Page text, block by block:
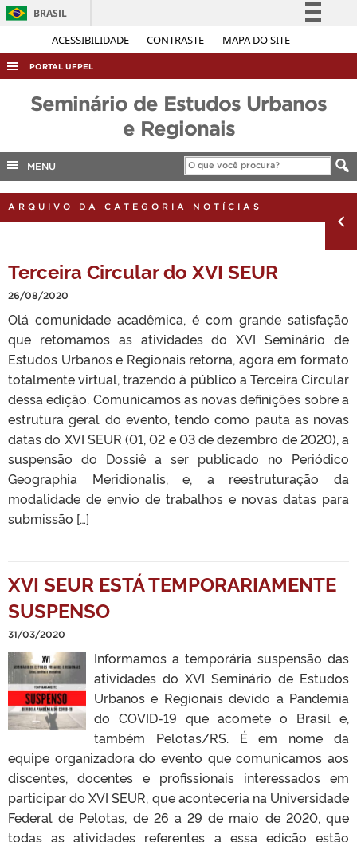
ACESSIBILIDADE CONTRASTE MAPA DO SITE
BRASIL
Simplifique!
Acesso à informação
Legislação
Canais
PORTAL UFPEL
ACESSO À INFORMAÇÃO
EDITAIS
Seminário de Estudos Urbanos
e Regionais
MENU
ARQUIVO DA CATEGORIA NOTÍCIAS
Terceira Circular do XVI SEUR
26/08/2020
Olá comunidade acadêmica, é com grande satisfação
que retomamos as atividades do XVI Seminário de
Estudos Urbanos e Regionais retorna, agora em formato
totalmente virtual, trazendo à público a Terceira Circular
dessa edição. Comunicamos as novas definições sobre a
estrutura geral do evento, tendo como pauta as novas
datas do XVI SEUR (01, 02 e 03 de dezembro de 2020), a
suspensão do Dossiê a ser publicado no Periódico
Geographia Meridionalis, e, a reestruturação da
modalidade de envio de trabalhos e novas datas para
submissão […]
XVI SEUR ESTÁ TEMPORARIAMENTE
SUSPENSO
31/03/2020
Informamos a temporária suspensão das
atividades do XVI Seminário de Estudos
Urbanos e Regionais devido a Pandemia
do COVID-19 que acomete o Brasil e,
também Pelotas/RS. É em nome da
equipe organizadora do evento que comunicamos aos
discentes, docentes e profissionais interessados em
participar do XVI SEUR, que aconteceria na Universidade
Federal de Pelotas, de 26 a 29 de maio de 2020, que
todas as atividades referentes a essa edição estão